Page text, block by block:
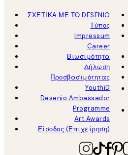
ΣΧΕΤΙΚΑ ΜΕ ΤΟ DESENIO
Τύπος
Impressum
Career
Βιωσιμότητα
Δήλωση
Προσβασιμότητας
YouthiD
Desenio Ambassador
Programme
Art Awards
Είσοδος (Επιχείρηση)